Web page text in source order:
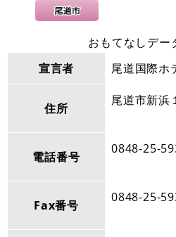
おもてなしデー
宣言者
尾道国際ホ
住所
尾道市新浜
電話番号
0848-25-
Fax番号
0848-25-